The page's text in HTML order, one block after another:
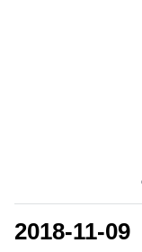
2018-11-09